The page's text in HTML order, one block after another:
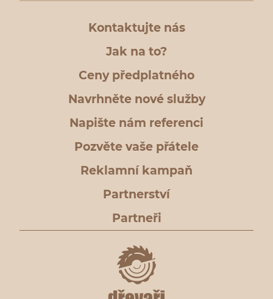
Kontaktujte nás
Jak na to?
Ceny předplatného
Navrhněte nové služby
Napište nám referenci
Pozvěte vaše přátele
Reklamní kampaň
Partnerství
Partneři